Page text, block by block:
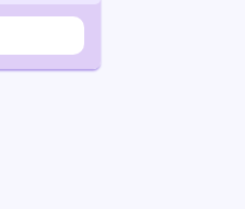
промокод